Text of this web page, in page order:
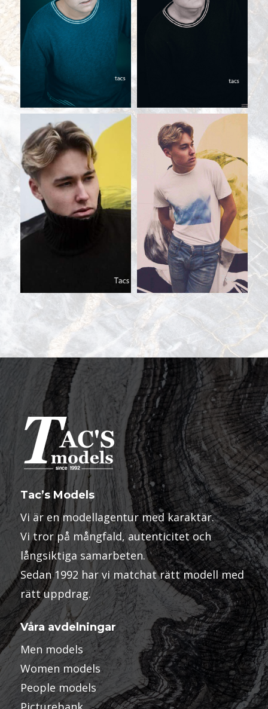
Tac’s Models
Vi är en modellagentur med karaktär.
Vi tror på mångfald, autenticitet och
långsiktiga samarbeten.
Sedan 1992 har vi matchat rätt modell med
rätt uppdrag.
Våra avdelningar
Men models
Women models
People models